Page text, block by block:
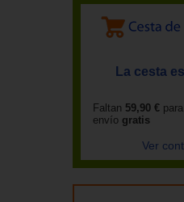
La cesta
Faltan 59,90 €
envío gratis
Ver